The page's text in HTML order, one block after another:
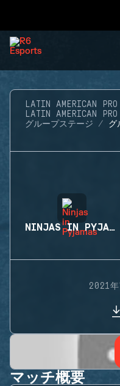
LATIN AMERICAN
LATIN AMERICAN
グループステージ
NINJAS IN PYJAMAS
2021
マッチ概要